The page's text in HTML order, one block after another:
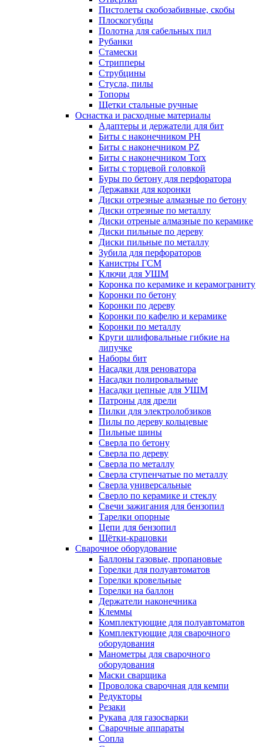
Пистолеты скобозабивные, скобы
Плоскогубцы
Полотна для сабельных пил
Рубанки
Стамески
Стрипперы
Струбцины
Стусла, пилы
Топоры
Щетки стальные ручные
Оснастка и расходные материалы
Адаптеры и держатели для бит
Биты с наконечником PH
Биты с наконечником PZ
Биты с наконечником Torx
Биты с торцевой головкой
Буры по бетону для перфоратора
Державки для коронки
Диски отрезные алмазные по бетону
Диски отрезные по металлу
Диски отреные алмазные по керамике
Диски пильные по дереву
Диски пильные по металлу
Зубила для перфораторов
Канистры ГСМ
Ключи для УШМ
Коронка по керамике и керамограниту
Коронки по бетону
Коронки по дереву
Коронки по кафелю и керамике
Коронки по металлу
Круги шлифовальные гибкие на
липучке
Наборы бит
Насадки для реноватора
Насадки полировальные
Насадки цепные для УШМ
Патроны для дрели
Пилки для электролобзиков
Пилы по дереву кольцевые
Пильные шины
Сверла по бетону
Сверла по дереву
Сверла по металлу
Сверла ступенчатые по металлу
Сверла универсальные
Сверло по керамике и стеклу
Свечи зажигания для бензопил
Тарелки опорные
Цепи для бензопил
Щётки-крацовки
Сварочное оборудование
Баллоны газовые, пропановые
Горелки для полуавтоматов
Горелки кровельные
Горелки на баллон
Держатели наконечника
Клеммы
Комплектующие для полуавтоматов
Комплектующие для сварочного
оборудования
Манометры для сварочного
оборудования
Маски сварщика
Проволока сварочная для кемпи
Редукторы
Резаки
Рукава для газосварки
Сварочные аппараты
Сопла